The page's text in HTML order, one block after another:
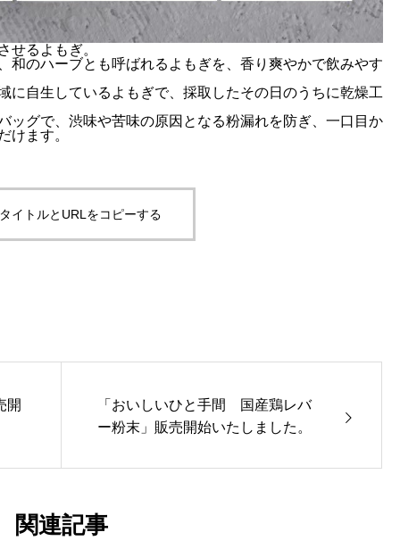
せるよもぎ。
和のハーブとも呼ばれるよもぎを、香り爽やかで飲みやす
に自生しているよもぎで、採取したその日のうちに乾燥工
ッグで、渋味や苦味の原因となる粉漏れを防ぎ、一口目か
けます。
イトルとURLをコピーする
開
「おいしいひと手間 国産鶏レバ
ー粉末」販売開始いたしました。
関連記事